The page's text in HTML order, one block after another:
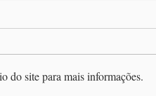
do site para mais informações.